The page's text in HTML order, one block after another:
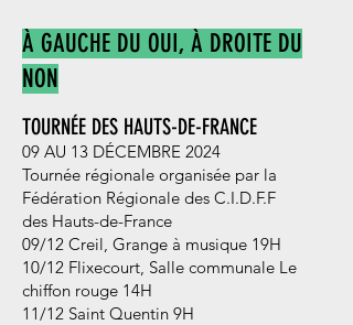
À GAUCHE DU OUI, À DROITE DU
NON
TOURNÉE DES HAUTS-DE-FRANCE
09 AU 13 DÉCEMBRE 2024
Tournée régionale organisée par la
Fédération Régionale des C.I.D.F.F
des Hauts-de-France
09/12 Creil, Grange à musique 19H
10/12 Flixecourt, Salle communale Le
chiffon rouge 14H
11/12 Saint Quentin 9H